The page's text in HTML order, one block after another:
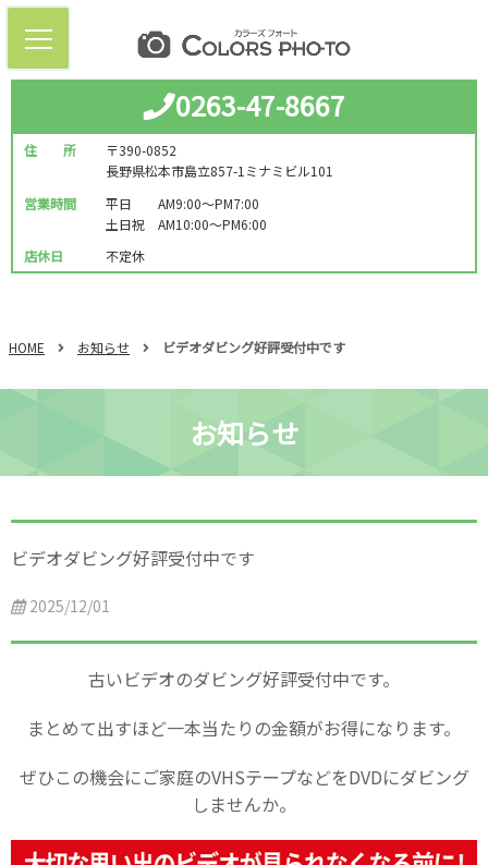
0263-47-8667
住 所
〒390-0852
長野県松本市島立857-1ミナミビル101
営業時間
平日 AM9:00～PM7:00
土日祝 AM10:00～PM6:00
店休日
不定休
HOME お知らせ ビデオダビング好評受付中です
お知らせ
ビデオダビング好評受付中です
2025/12/01
古いビデオのダビング好評受付中です。
まとめて出すほど一本当たりの金額がお得になります。
ぜひこの機会にご家庭のVHSテープなどをDVDにダビング
しませんか。